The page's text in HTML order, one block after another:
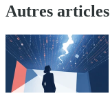
Autres articles